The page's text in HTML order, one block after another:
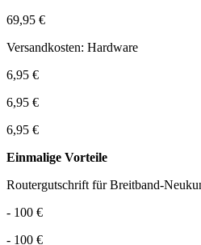
69,95 €
Versandkosten: Hardware
6,95 €
6,95 €
6,95 €
Einmalige Vorteile
Routergutschrift für Breitband-
- 100 €
- 100 €